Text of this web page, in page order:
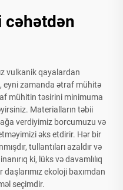
cəhətdən
vulkanik qayalardan
eyni zamanda ətraf mühitə
mühitin təsirini minimuma
Materialların təbii
verdiyimiz borcumuzu və
əks etdirir. Hər bir
tullantıları azaldır və
ki, lüks və davamlılıq
ekoloji baxımdan
seçimdir.